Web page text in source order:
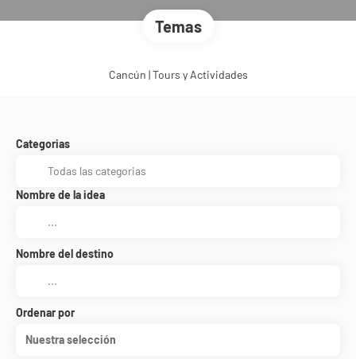
Temas
Cancún | Tours y Actividades
Categorias
Nombre de la idea
Nombre del destino
Ordenar por
Nuestra selección